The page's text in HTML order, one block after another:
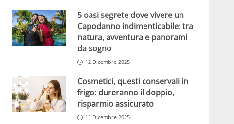
5 oasi segrete dove vivere un
Capodanno indimenticabile: tra
natura, avventura e panorami
da sogno
12 Dicembre 2025
Cosmetici, questi conservali in
frigo: dureranno il doppio,
risparmio assicurato
11 Dicembre 2025